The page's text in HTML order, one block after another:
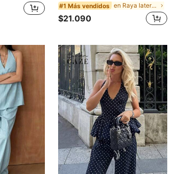
#1 Más vendidos en Raya lateral Coords de mujer
$21.090